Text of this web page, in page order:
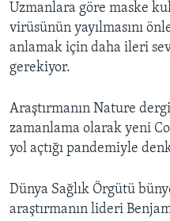
Uzmanlara göre maske
virüsünün yayılmasını
anlamak için daha ileri
gerekiyor.
Araştırmanın Nature
zamanlama olarak yeni
yol açtığı pandemiyle
Dünya Sağlık Örgütü
araştırmanın lideri